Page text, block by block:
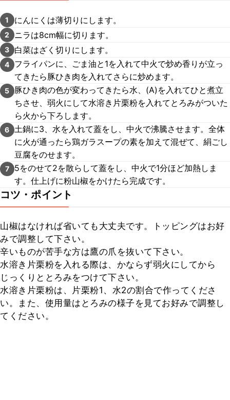
1 にんにくは薄切りにします。
2 ニラは8cm幅に切ります。
3 白菜はざく切りにします。
4
フライパンに、ごま油と1を入れて中火で炒め香りが立っ
てきたら豚ひき肉を入れてさらに炒めます。
5
豚ひき肉の色が変わってきたら水、(A)を入れてひと煮立
ちさせ、弱火にして水溶き片栗粉を入れてとろみがついた
ら火から下ろします。
6 土鍋に3、水を入れて蓋をし、中火で沸騰させます。全体
に火が通ったら鶏ガラスープの素を加えて混ぜて、絹ごし
豆腐をのせます。
7
5をのせて2を散らして蓋をし、中火で1分ほど加熱しま
す。仕上げに粉山椒をかけたら完成です。
コツ・ポイント
山椒はなければ省いても大丈夫です。トッピングはお好
みで調整して下さい。
辛いものが苦手な方は鷹の爪を抜いて下さい。
水溶き片栗粉を入れる際は、かならず弱火にしてから
じっくりととろみをつけて下さい。
水溶き片栗粉は、片栗粉1、水2の割合で作ってくださ
い。また、使用量はとろみの様子を見てお好みで調整し
てください。